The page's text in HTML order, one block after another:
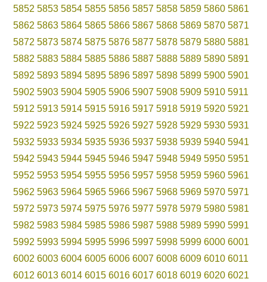
5852 5853 5854 5855 5856 5857 5858 5859 5860 5861
5862 5863 5864 5865 5866 5867 5868 5869 5870 5871
5872 5873 5874 5875 5876 5877 5878 5879 5880 5881
5882 5883 5884 5885 5886 5887 5888 5889 5890 5891
5892 5893 5894 5895 5896 5897 5898 5899 5900 5901
5902 5903 5904 5905 5906 5907 5908 5909 5910 5911
5912 5913 5914 5915 5916 5917 5918 5919 5920 5921
5922 5923 5924 5925 5926 5927 5928 5929 5930 5931
5932 5933 5934 5935 5936 5937 5938 5939 5940 5941
5942 5943 5944 5945 5946 5947 5948 5949 5950 5951
5952 5953 5954 5955 5956 5957 5958 5959 5960 5961
5962 5963 5964 5965 5966 5967 5968 5969 5970 5971
5972 5973 5974 5975 5976 5977 5978 5979 5980 5981
5982 5983 5984 5985 5986 5987 5988 5989 5990 5991
5992 5993 5994 5995 5996 5997 5998 5999 6000 6001
6002 6003 6004 6005 6006 6007 6008 6009 6010 6011
6012 6013 6014 6015 6016 6017 6018 6019 6020 6021